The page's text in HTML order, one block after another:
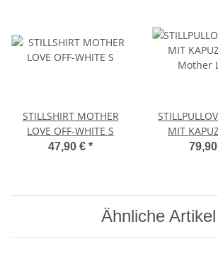
STILLSHIRT MOTHER
LOVE OFF-WHITE S
47,90 € *
MIT
Mother
Ähnliche Artikel